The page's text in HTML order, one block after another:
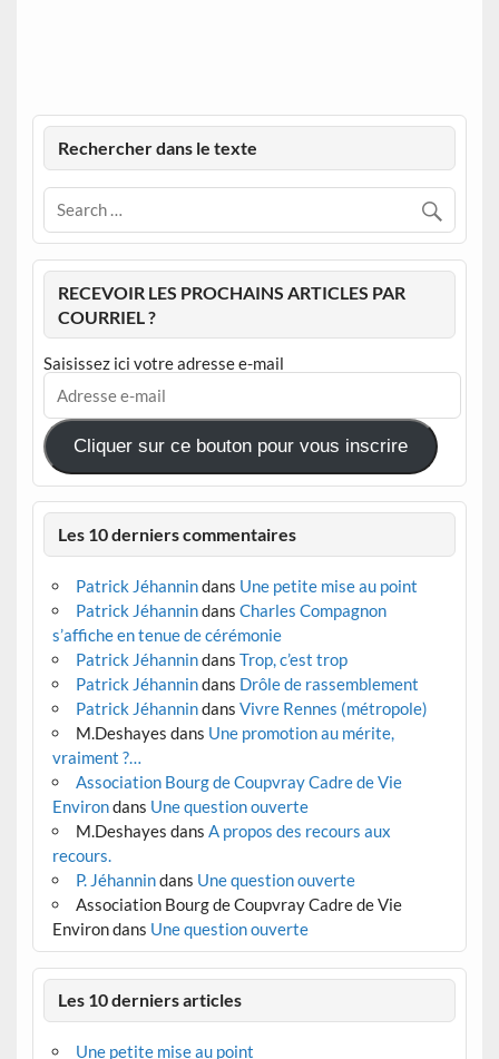
Rechercher dans le texte
RECEVOIR LES PROCHAINS ARTICLES PAR
COURRIEL ?
Saisissez ici votre adresse e-mail
Adresse
mail
Cliquer sur ce bouton pour vous inscrire
Les 10 derniers commentaires
Patrick Jéhannindans Une petite mise au point
Patrick Jéhannindans Charles Compagnon
s’affiche en tenue de cérémonie
Patrick Jéhannindans Trop, c’est trop
Patrick Jéhannindans Drôle de rassemblement
Patrick Jéhannindans Vivre Rennes (métropole)
M.Deshayes dans Une promotion au mérite,
vraiment ?…
Association Bourg de Coupvray Cadre de Vie
Environdans Une question ouverte
M.Deshayes dans A propos des recours aux
recours.
P. Jéhannindans Une question ouverte
Association Bourg de Coupvray Cadre de Vie
Environdans Une question ouverte
Les 10 derniers articles
Une petite mise au point